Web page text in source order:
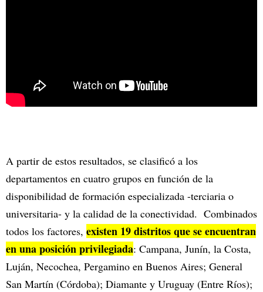
A partir de estos resultados, se clasificó a los
departamentos en cuatro grupos en función de la
disponibilidad de formación especializada -terciaria o
universitaria- y la calidad de la conectividad. Combinados
todos los factores, existen 19 distritos que se encuentran
en una posición privilegiada: Campana, Junín, la Costa,
Luján, Necochea, Pergamino en Buenos Aires; General
San Martín (Córdoba); Diamante y Uruguay (Entre Ríos);